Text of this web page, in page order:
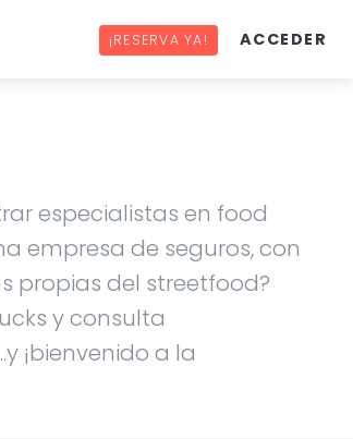
¡RESERVA YA! ACCEDER
especialistas en food
empresa de seguros, con
propias del streetfood?
y consulta
¡bienvenido a la